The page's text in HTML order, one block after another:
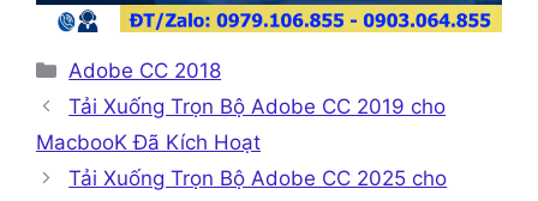
Danh
mục
Adobe CC 2018
Tải Xuống Trọn Bộ Adobe CC 2019 cho
MacbooK Đã Kích Hoạt
Tải Xuống Trọn Bộ Adobe CC 2025 cho